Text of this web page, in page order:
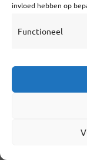
invloed hebben op
Functioneel